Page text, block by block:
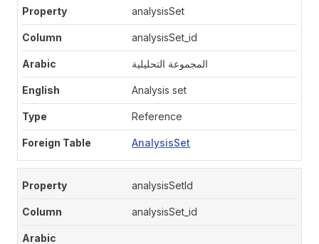
analysisSet
analysisSet_id
المجموعة التحليلية
Analysis set
Reference
AnalysisSet
analysisSetId
analysisSet_id